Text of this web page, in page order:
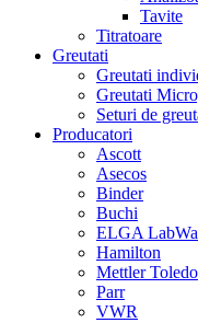
Tavite
Titratoare
Greutati
Greutati
Greutati
Seturi de
Producatori
Ascott
Asecos
Binder
Buchi
ELGA
Hamilton
Mettler Toledo
Parr
VWR